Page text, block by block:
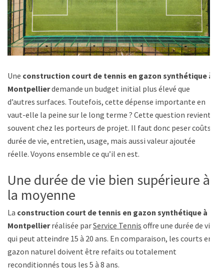
Une construction court de tennis en gazon synthétique à
Montpellierdemande un budget initial plus élevé que
d’autres surfaces. Toutefois, cette dépense importante en
vaut-elle la peine sur le long terme ? Cette question revient
souvent chez les porteurs de projet. Il faut donc peser coûts,
durée de vie, entretien, usage, mais aussi valeur ajoutée
réelle. Voyons ensemble ce qu’il en est.
Une durée de vie bien supérieure à
la moyenne
La construction court de tennis en gazon synthétique à
Montpellierréalisée parService Tennis offre une durée de vie
qui peut atteindre 15 à 20 ans. En comparaison, les courts en
gazon naturel doivent être refaits ou totalement
reconditionnés tous les 5 à 8 ans.